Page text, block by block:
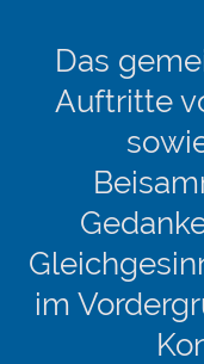
Das
Auftritte
im